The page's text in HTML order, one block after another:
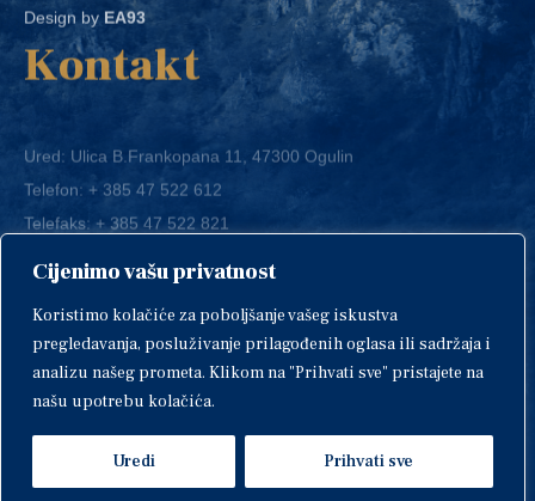
Cijenimo vašu privatnost
Koristimo kolačiće za poboljšanje vašeg iskustva
pregledavanja, posluživanje prilagođenih oglasa ili sadržaja i
analizu našeg prometa. Klikom na "Prihvati sve" pristajete na
našu upotrebu kolačića.
Uredi Prihvati sve
Kontakt
Ured: Ulica B.Frankopana 11, 47300 Ogulin
Telefon:+ 385 47 522 612
Telefaks:+ 385 47 522 821
E-mail:grad-ogulin@ogulin.hr
IBAN: HR1424020061829700009